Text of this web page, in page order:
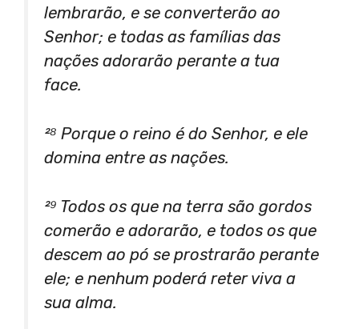
lembrarão, e se converterão ao
Senhor; e todas as famílias das
nações adorarão perante a tua
face.
²⁸ Porque o reino é do Senhor, e ele
domina entre as nações.
²⁹ Todos os que na terra são gordos
comerão e adorarão, e todos os que
descem ao pó se prostrarão perante
ele; e nenhum poderá reter viva a
sua alma.